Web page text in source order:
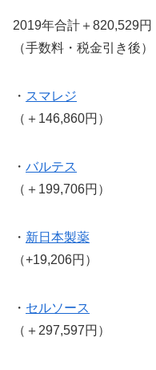
2019年合計＋820,529円
（手数料・税金引き後）
・ スマレジ
（＋146,860円）
・ バルテス
（＋199,706円）
・ 新日本製薬
（+19,206円）
・ セルソース
（＋297,597円）